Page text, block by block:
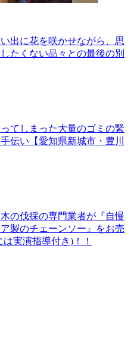
出に花を咲かせながら、思
たくない品々との最後の別
てしまった大量のゴミの緊
伝い【愛知県新城市・豊川
の伐採の専門業者が『自慢
製のチェーンソー』をお売
実演指導付き)！！